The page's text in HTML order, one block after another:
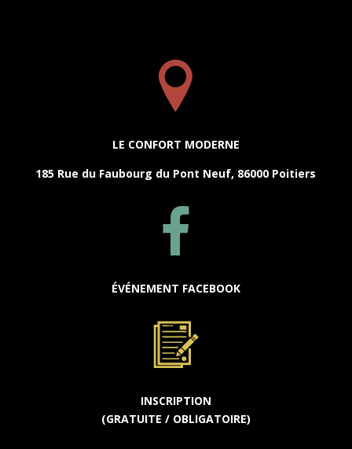
LE CONFORT MODERNE
185 Rue du Faubourg du Pont Neuf, 86000 Poitiers
ÉVÉNEMENT FACEBOOK
INSCRIPTION
(GRATUITE / OBLIGATOIRE)